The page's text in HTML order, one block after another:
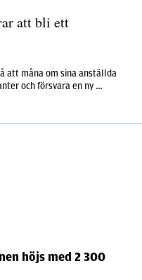
att bli ett
att måna om sina anställda
och försvara en ny …
höjs med 2 300